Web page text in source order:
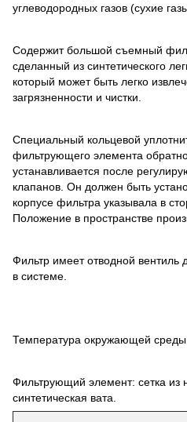
углеводородных газов (сухие
Содержит большой съемный
сделанный из синтетического
который может быть легко
загрязненности и чистки.
Специальный кольцевой
фильтрующего элемента
устанавливается после
клапанов. Он должен быть
корпусе фильтра указывала в
Положение в пространстве
Фильтр имеет отводной вентиль
в системе.
Температура окружающей среды
Фильтрующий элемент: сетка
синтетическая вата.